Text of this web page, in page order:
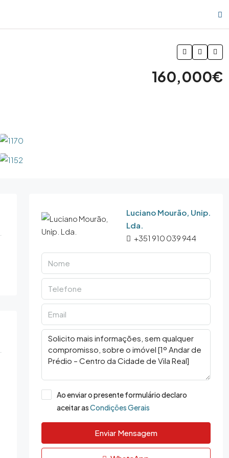
160,000€
Luciano Mourão, Unip.
Lda.
+351 910 039 944
Ao enviar o presente formulário declaro
aceitar asCondições Gerais
Enviar Mensagem